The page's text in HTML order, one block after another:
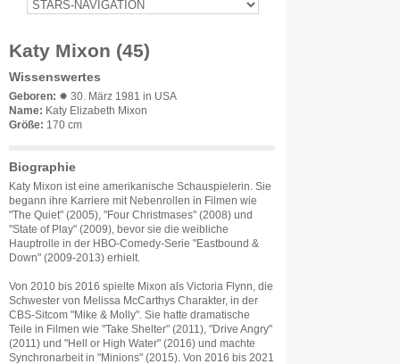
Katy Mixon (45)
Wissenswertes
Geboren: ✹ 30. März 1981 in USA
Name: Katy Elizabeth Mixon
Größe: 170 cm
Biographie
Katy Mixon ist eine amerikanische Schauspielerin. Sie
begann ihre Karriere mit Nebenrollen in Filmen wie
"The Quiet" (2005), "Four Christmases" (2008) und
"State of Play" (2009), bevor sie die weibliche
Hauptrolle in der HBO-Comedy-Serie "Eastbound &
Down" (2009-2013) erhielt.
Von 2010 bis 2016 spielte Mixon als Victoria Flynn, die
Schwester von Melissa McCarthys Charakter, in der
CBS-Sitcom "Mike & Molly". Sie hatte dramatische
Teile in Filmen wie "Take Shelter" (2011), "Drive Angry"
(2011) und "Hell or High Water" (2016) und machte
Synchronarbeit in "Minions" (2015). Von 2016 bis 2021